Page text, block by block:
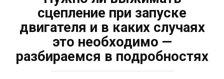
сцепление при запуске
двигателя и в каких случаях
это необходимо —
разбираемся в подробностях